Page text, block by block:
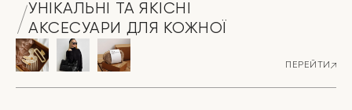
УНІКАЛЬНІ ТА ЯКІСНІ
АКСЕСУАРИ ДЛЯ КОЖНОЇ
ПЕРЕЙТИ